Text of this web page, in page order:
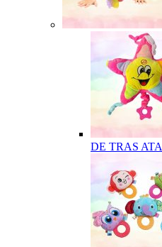
DE TRAS ATA